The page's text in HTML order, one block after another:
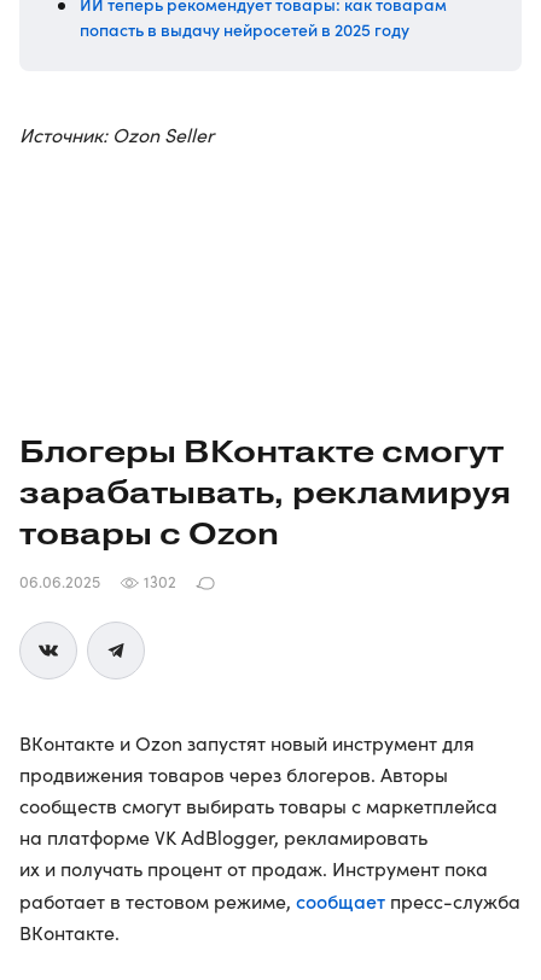
попасть в выдачу нейросетей в 2025 году
Источник: Ozon Seller
Блогеры ВКонтакте смогут
зарабатывать, рекламируя
товары с Ozon
06.06.2025 1302
ВКонтакте и Ozon запустят новый инструмент для
продвижения товаров через блогеров. Авторы
сообществ смогут выбирать товары с маркетплейса
на платформе VK AdBlogger, рекламировать
их и получать процент от продаж. Инструмент пока
работает в тестовом режиме, сообщает пресс-служба
ВКонтакте.